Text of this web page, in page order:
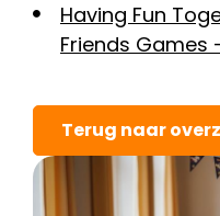
Having Fun
Friends Games
Terug naar